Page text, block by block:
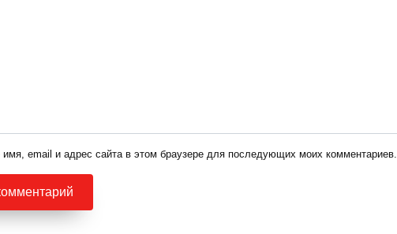
имя, email и адрес сайта в этом браузере для последующих моих комментариев.